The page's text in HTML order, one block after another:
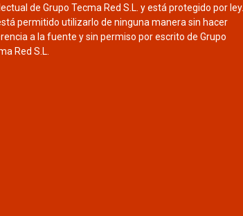
de Grupo Tecma Red S.L. y está protegido por ley.
permitido utilizarlo de ninguna manera sin hacer
a la fuente y sin permiso por escrito de Grupo
Red S.L.